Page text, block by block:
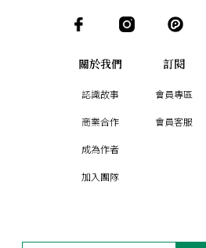
關於我們
認識故事
商業合作
成為作者
加入團隊
訂閱
會員專區
會員客服